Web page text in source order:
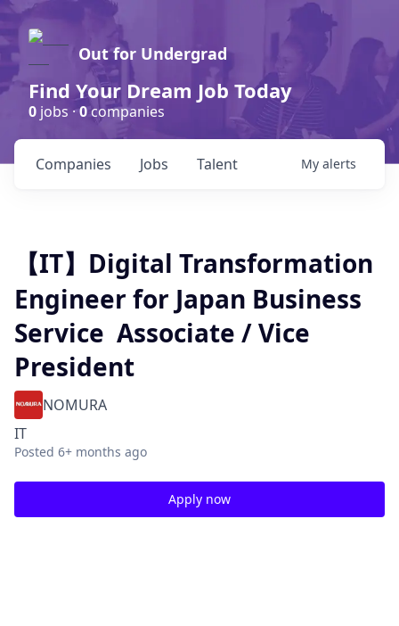
Out for Undergrad
Find Your Dream Job Today
0 jobs ·0companies
Jobs
Companies Talent My alerts
【IT】Digital Transformation
Engineer for Japan Business
Service Associate / Vice
President
NOMURA
IT
Posted 6+ months ago
Apply now